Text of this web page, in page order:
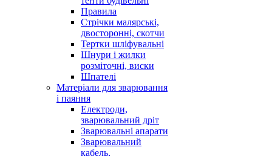
Правила
Стрічки малярські,
двосторонні, скотчи
Тертки шліфувальні
Шнури і жилки
розміточні, виски
Шпателі
Матеріали для зварювання
і паяння
Електроди,
зварювальний дріт
Зварювальні апарати
Зварювальний
кабель,